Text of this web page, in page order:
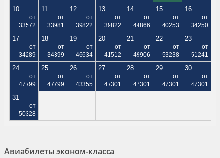
10
от
33572
11
от
33981
12
от
39822
13
от
39822
14
от
44866
15
от
40253
16
от
34250
17
от
34289
18
от
34399
19
от
46634
20
от
41512
21
от
49906
22
от
53238
23
от
51241
24
от
47799
25
от
47799
26
от
43355
27
от
47301
28
от
47301
29
от
47301
30
от
47301
31
от
50328
Авиабилеты эконом-класса